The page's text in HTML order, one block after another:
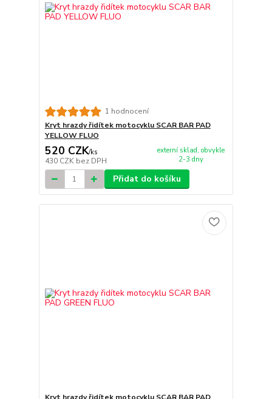
1 hodnocení
Kryt hrazdy řidítek motocyklu SCAR BAR PAD
YELLOW FLUO
520 CZK/ks
430 CZK bez DPH
externí sklad, obvykle
2-3 dny
Přidat do košíku
Kryt hrazdy řidítek motocyklu SCAR BAR PAD